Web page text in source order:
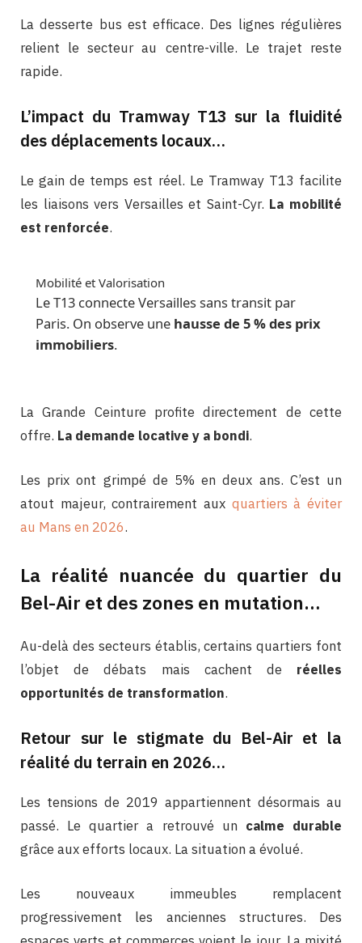
La desserte bus est efficace. Des lignes régulières
relient le secteur au centre-ville. Le trajet reste
rapide.
L’impact du Tramway T13 sur la fluidité
des déplacements locaux…
Le gain de temps est réel. Le Tramway T13 facilite
les liaisons vers Versailles et Saint-Cyr. La mobilité
est renforcée.
Mobilité et Valorisation
Le T13 connecte Versailles sans transit par
Paris. On observe une hausse de 5 % des prix
immobiliers.
La Grande Ceinture profite directement de cette
offre. La demande locative y a bondi.
Les prix ont grimpé de 5% en deux ans. C’est un
atout majeur, contrairement aux quartiers à éviter
au Mans en 2026.
La réalité nuancée du quartier du
Bel-Air et des zones en mutation…
Au-delà des secteurs établis, certains quartiers font
l’objet de débats mais cachent de réelles
opportunités de transformation.
Retour sur le stigmate du Bel-Air et la
réalité du terrain en 2026…
Les tensions de 2019 appartiennent désormais au
passé. Le quartier a retrouvé un calme durable
grâce aux efforts locaux. La situation a évolué.
Les nouveaux immeubles remplacent
progressivement les anciennes structures. Des